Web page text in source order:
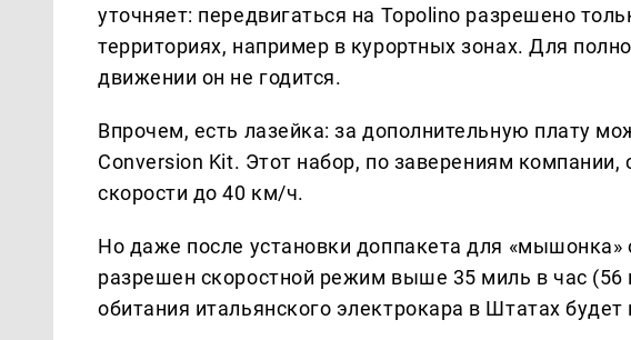
уточняет: передвигаться на Topolino разрешено
территориях, например в курортных зонах. Для
движении он не годится.
Впрочем, есть лазейка: за дополнительную плату
Conversion Kit. Этот набор, по заверениям компании,
скорости до 40 км/ч.
Но даже после установки доппакета для «мышонка»
разрешен скоростной режим выше 35 миль в час
обитания итальянского электрокара в Штатах